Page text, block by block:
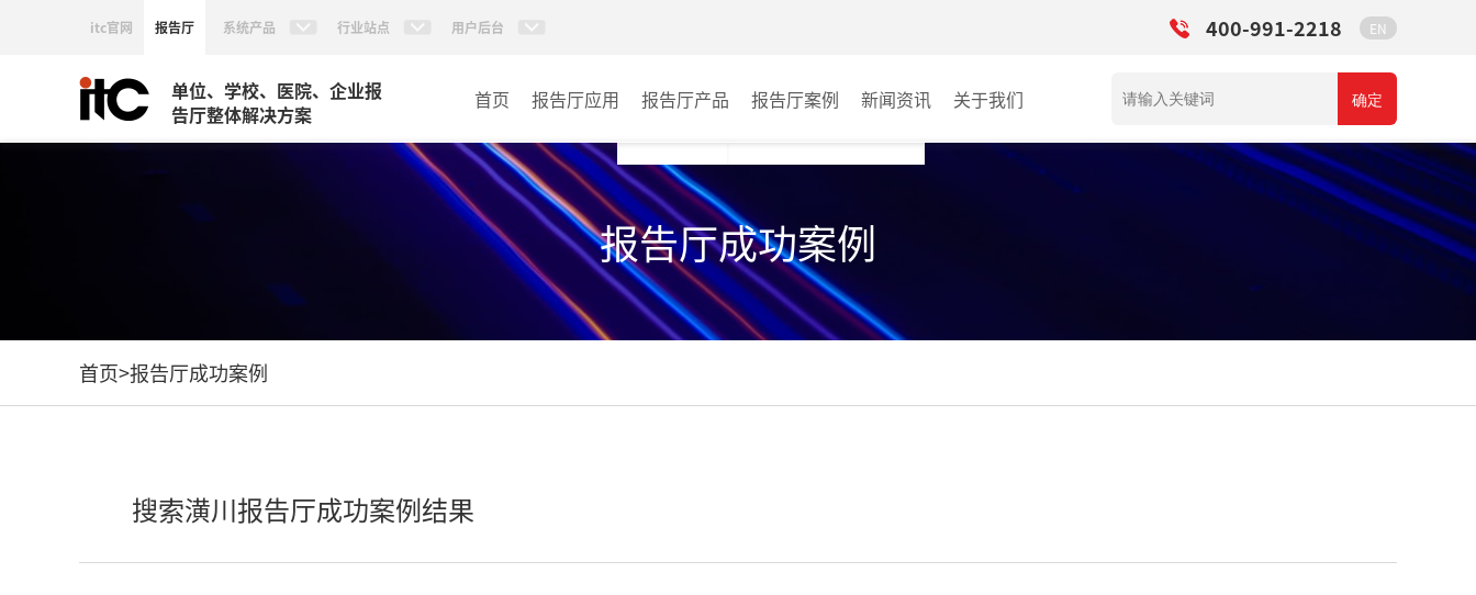
itc官网 报告厅 系统产品 行业站点 用户后台 400-991-2218 EN
单位、学校、医院、企业报
告厅整体解决方案
首页 报告厅应用 报告厅产品
AI智慧视频会议系统
AI智慧会议平板
视频会议配件
AI智慧会议平板itchub
报告厅案例
文体场馆
教育
医疗
新闻资讯 关于我们 确定
报告厅成功案例
首页>报告厅成功案例
搜索潢川报告厅成功案例结果